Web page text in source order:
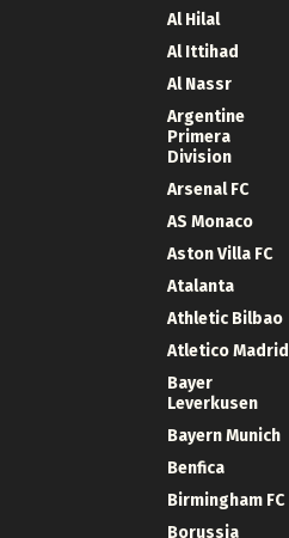
Al Hilal
Al Ittihad
Al Nassr
Argentine
Primera
Division
Arsenal FC
AS Monaco
Aston Villa FC
Atalanta
Athletic Bilbao
Atletico Madrid
Bayer
Leverkusen
Bayern Munich
Benfica
Birmingham FC
Borussia